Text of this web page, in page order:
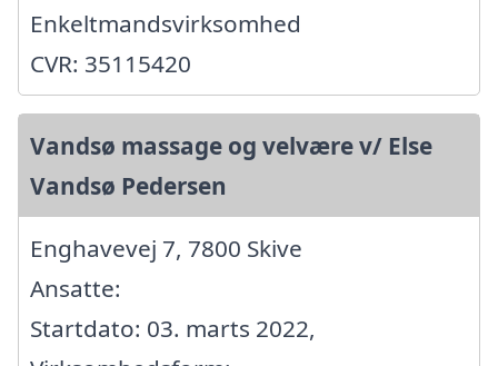
Enkeltmandsvirksomhed
CVR: 35115420
Vandsø massage og velvære v/ Else
Vandsø Pedersen
Enghavevej 7, 7800 Skive
Ansatte:
Startdato: 03. marts 2022,